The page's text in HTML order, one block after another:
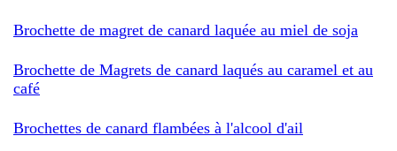
Brochette de magret de canard laquée au miel de soja
Brochette de Magrets de canard laqués au caramel et au
café
Brochettes de canard flambées à l'alcool d'ail